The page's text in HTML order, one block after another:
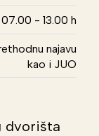
07.00 - 13.00 h
najavu
kao i JUO
dvorišta